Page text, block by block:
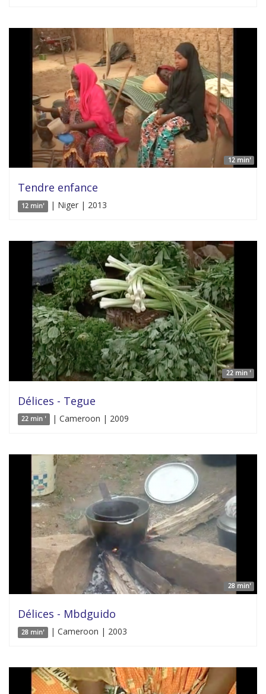
12 min'
Tendre enfance
12 min' | Niger | 2013
22 min '
Délices - Tegue
22 min ' | Cameroon | 2009
28 min'
Délices - Mbdguido
28 min' | Cameroon | 2003